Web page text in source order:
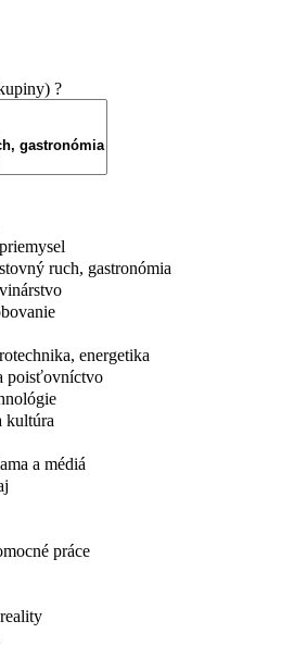
?
ruch, gastronómia
energetika
poisťovníctvo
kultúra
a médiá
práce